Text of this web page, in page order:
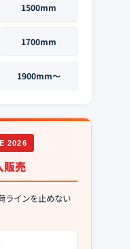
1500mm
1700mm
1900mm〜
2026
販売
ラインを止めない